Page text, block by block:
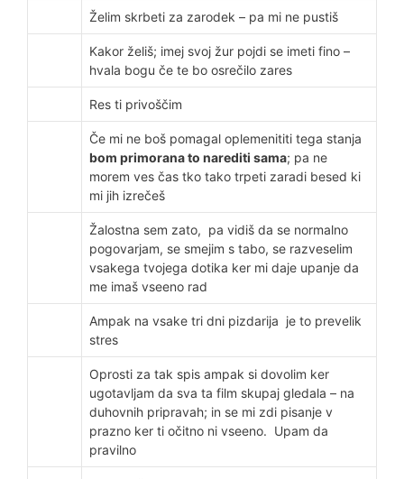
Želim skrbeti za zarodek – pa mi ne pustiš
Kakor želiš; imej svoj žur pojdi se imeti fino –
hvala bogu če te bo osrečilo zares
Res ti privoščim
Če mi ne boš pomagal oplemenititi tega stanja
bom primorana to narediti sama; pa ne
morem ves čas tko tako trpeti zaradi besed ki
mi jih izrečeš
Žalostna sem zato, pa vidiš da se normalno
pogovarjam, se smejim s tabo, se razveselim
vsakega tvojega dotika ker mi daje upanje da
me imaš vseeno rad
Ampak na vsake tri dni pizdarija je to prevelik
stres
Oprosti za tak spis ampak si dovolim ker
ugotavljam da sva ta film skupaj gledala – na
duhovnih pripravah; in se mi zdi pisanje v
prazno ker ti očitno ni vseeno. Upam da
pravilno